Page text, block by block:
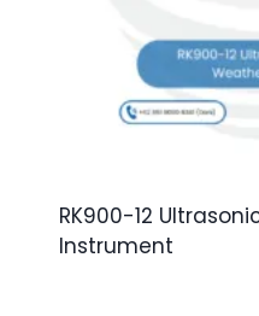
RK900-12
Instrument